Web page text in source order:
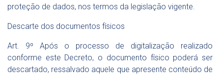
proteção de dados, nos termos da legislação vigente.
Descarte dos documentos físicos
Art. 9º Após o processo de digitalização realizado
conforme este Decreto, o documento físico poderá ser
descartado, ressalvado aquele que apresente conteúdo de